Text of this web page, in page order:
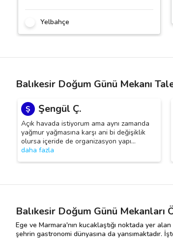
Yelbahçe
Balıkesir Doğum Günü Mekanı
Ş Şengül Ç.
Açık havada istiyorum ama aynı zamanda
yağmur yağmasına karşı ani bi değişiklik
olursa içeride de organizasyon yapı…
daha fazla
Balıkesir Doğum Günü Mekanları
Ege ve Marmara'nın kucaklaştığı noktada yer
şehrin gastronomi dünyasına da yansımaktadır.